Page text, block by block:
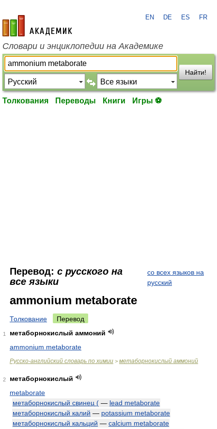
academic.ru
EN DE ES FR
Словари и энциклопедии на Академике
Найти!
Толкования Переводы Книги Игры ⚽
Перевод: с русского на
все языки
со всех языков на
русский
ammonium metaborate
Толкование Перевод
1
метаборнокислый аммоний
ammonium metaborate
Русско-английский словарь по химии > метаборнокислый аммоний
2
метаборнокислый
metaborate
метаборнокислый свинец ( — lead metaborate
метаборнокислый калий — potassium metaborate
метаборнокислый кальций — calcium metaborate